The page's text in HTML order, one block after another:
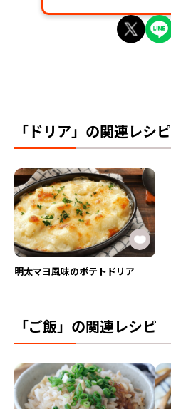
「ドリア」の関連レシピ
明太マヨ風味のポテトドリア
「ご飯」の関連レシピ